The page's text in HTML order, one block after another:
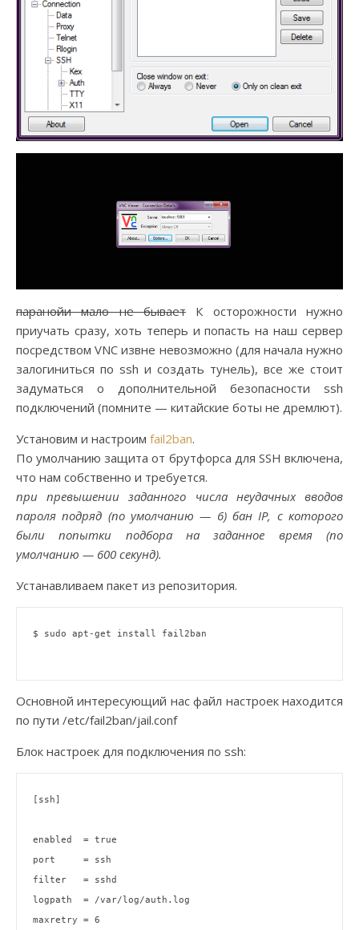
паранойи мало не бывает К осторожности нужно
приучать сразу, хоть теперь и попасть на наш сервер
посредством VNC извне невозможно (для начала нужно
залогиниться по ssh и создать тунель), все же стоит
задуматься о дополнительной безопасности ssh
подключений (помните — китайские боты не дремлют).
Установим и настроим fail2ban.
По умолчанию защита от брутфорса для SSH включена,
что нам собственно и требуется.
при превышении заданного числа неудачных вводов
пароля подряд (по умолчанию — 6) бан IP, с которого
были попытки подбора на заданное время (по
умолчанию — 600 секунд).
Устанавливаем пакет из репозитория.
$ sudo apt-get install fail2ban
Основной интересующий нас файл настроек находится
по пути /etc/fail2ban/jail.conf
Блок настроек для подключения по ssh:
[ssh]
enabled  = true
port     = ssh
filter   = sshd
logpath  = /var/log/auth.log